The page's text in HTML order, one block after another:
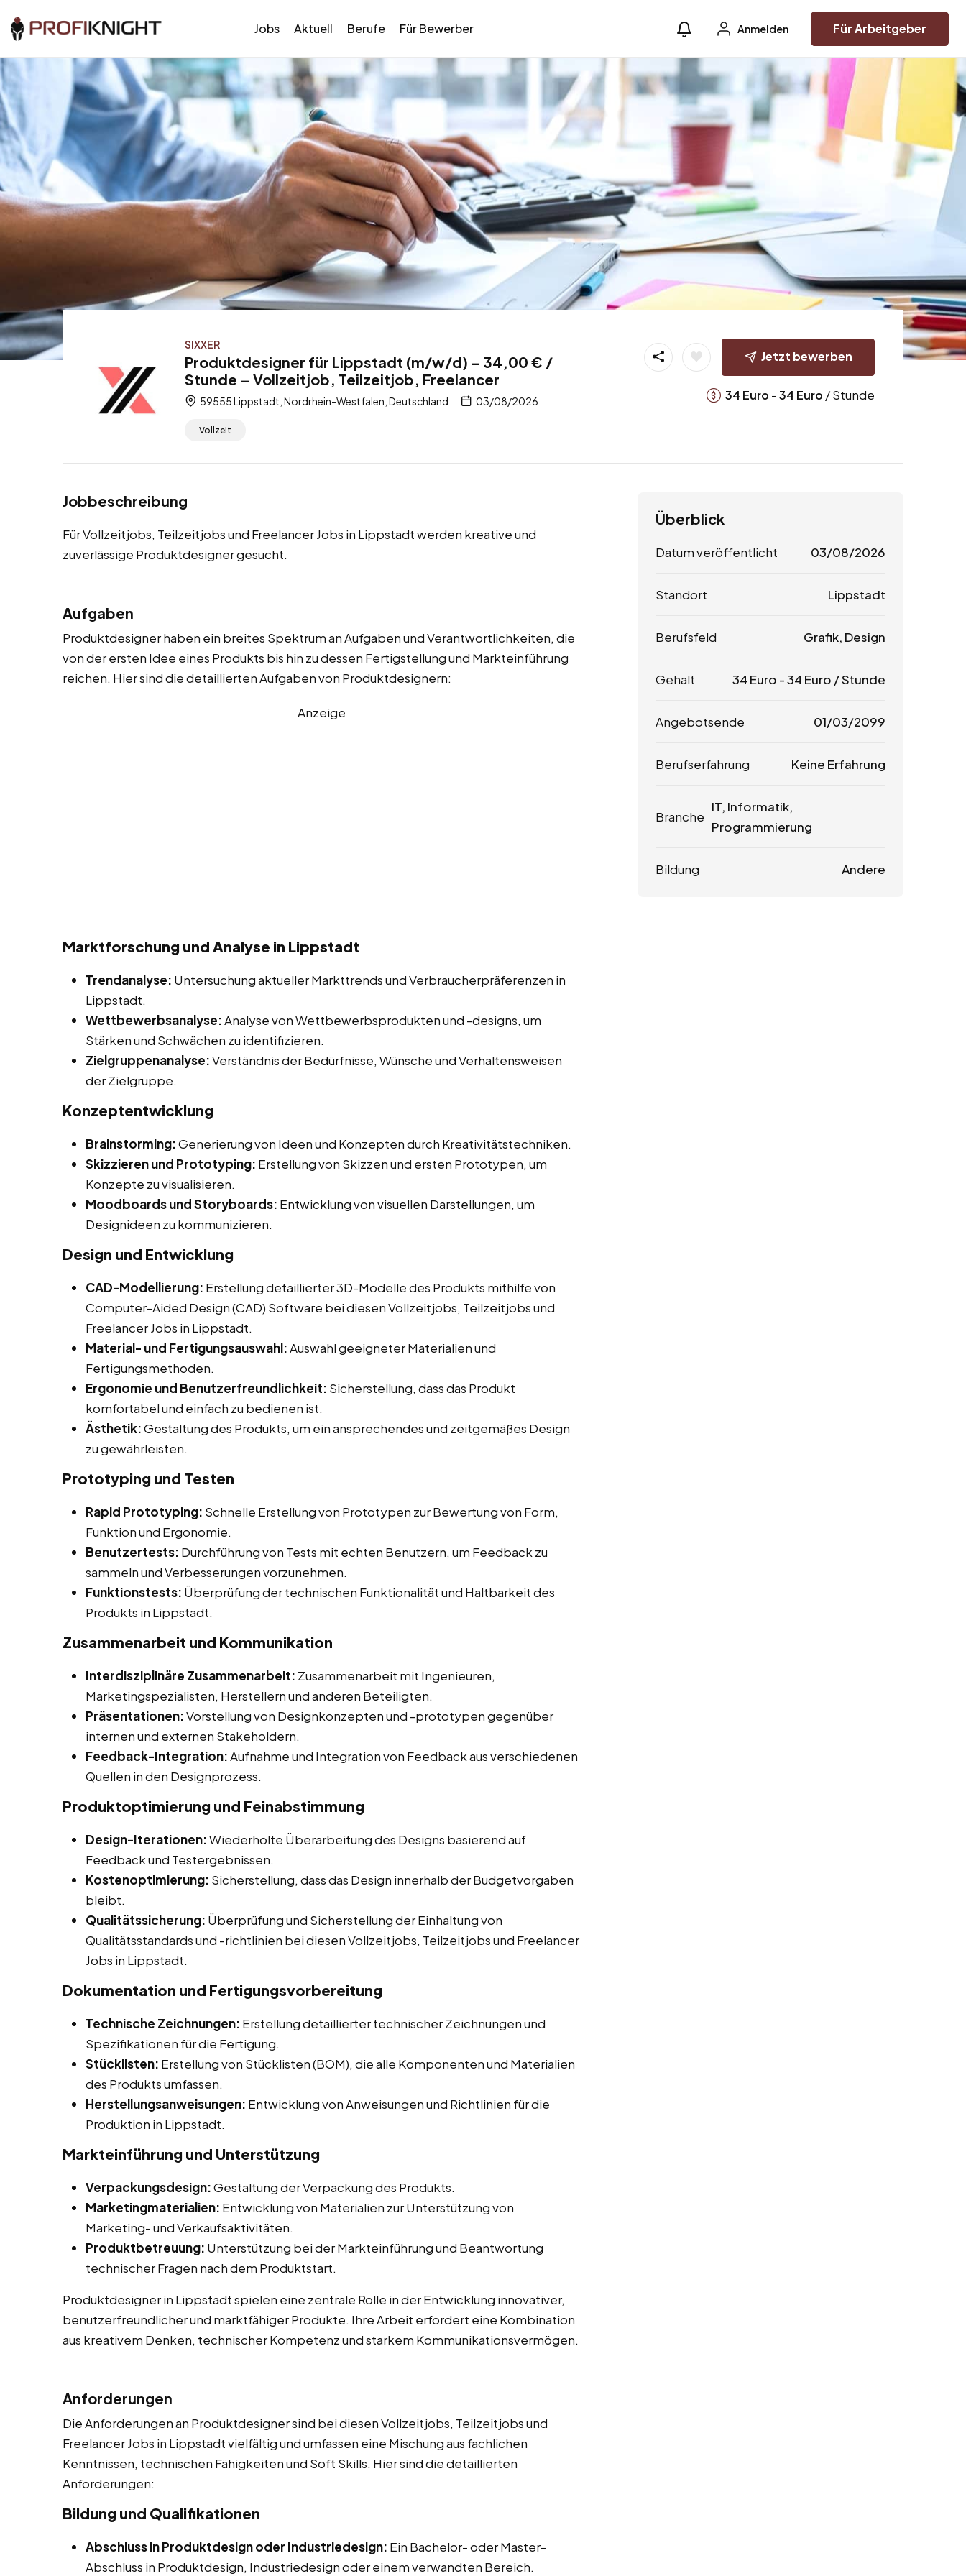
Jobs Aktuell Berufe Für Bewerber Anmelden Für Arbeitgeber
SIXXER
Produktdesigner für Lippstadt (m/w/d) – 34,00 € /
Stunde – Vollzeitjob, Teilzeitjob, Freelancer
59555 Lippstadt, Nordrhein-Westfalen, Deutschland 03/08/2026
Vollzeit
Jetzt bewerben
34 Euro -34 Euro / Stunde
Jobbeschreibung
Für Vollzeitjobs, Teilzeitjobs und Freelancer Jobs in Lippstadt werden kreative und
zuverlässige Produktdesigner gesucht.
Aufgaben
Produktdesigner haben ein breites Spektrum an Aufgaben und Verantwortlichkeiten, die
von der ersten Idee eines Produkts bis hin zu dessen Fertigstellung und Markteinführung
reichen. Hier sind die detaillierten Aufgaben von Produktdesignern:
Anzeige
Marktforschung und Analyse in Lippstadt
Trendanalyse: Untersuchung aktueller Markttrends und Verbraucherpräferenzen in
Lippstadt.
Wettbewerbsanalyse:Analyse von Wettbewerbsprodukten und -designs, um
Stärken und Schwächen zu identifizieren.
Zielgruppenanalyse:Verständnis der Bedürfnisse, Wünsche und Verhaltensweisen
der Zielgruppe.
Konzeptentwicklung
Brainstorming:Generierung von Ideen und Konzepten durch Kreativitätstechniken.
Skizzieren und Prototyping: Erstellung von Skizzen und ersten Prototypen, um
Konzepte zu visualisieren.
Moodboards und Storyboards: Entwicklung von visuellen Darstellungen, um
Designideen zu kommunizieren.
Design und Entwicklung
CAD-Modellierung: Erstellung detaillierter 3D-Modelle des Produkts mithilfe von
Computer-Aided Design (CAD) Software bei diesen Vollzeitjobs, Teilzeitjobs und
Freelancer Jobs in Lippstadt.
Material- und Fertigungsauswahl:Auswahl geeigneter Materialien und
Fertigungsmethoden.
Ergonomie und Benutzerfreundlichkeit: Sicherstellung, dass das Produkt
komfortabel und einfach zu bedienen ist.
Ästhetik:Gestaltung des Produkts, um ein ansprechendes und zeitgemäßes Design
zu gewährleisten.
Prototyping und Testen
Rapid Prototyping: Schnelle Erstellung von Prototypen zur Bewertung von Form,
Funktion und Ergonomie.
Benutzertests: Durchführung von Tests mit echten Benutzern, um Feedback zu
sammeln und Verbesserungen vorzunehmen.
Funktionstests: Überprüfung der technischen Funktionalität und Haltbarkeit des
Produkts in Lippstadt.
Zusammenarbeit und Kommunikation
Interdisziplinäre Zusammenarbeit: Zusammenarbeit mit Ingenieuren,
Marketingspezialisten, Herstellern und anderen Beteiligten.
Präsentationen:Vorstellung von Designkonzepten und -prototypen gegenüber
internen und externen Stakeholdern.
Feedback-Integration:Aufnahme und Integration von Feedback aus verschiedenen
Quellen in den Designprozess.
Produktoptimierung und Feinabstimmung
Design-Iterationen:Wiederholte Überarbeitung des Designs basierend auf
Feedback und Testergebnissen.
Kostenoptimierung: Sicherstellung, dass das Design innerhalb der Budgetvorgaben
bleibt.
Qualitätssicherung: Überprüfung und Sicherstellung der Einhaltung von
Qualitätsstandards und -richtlinien bei diesen Vollzeitjobs, Teilzeitjobs und Freelancer
Jobs in Lippstadt.
Dokumentation und Fertigungsvorbereitung
Technische Zeichnungen: Erstellung detaillierter technischer Zeichnungen und
Spezifikationen für die Fertigung.
Stücklisten: Erstellung von Stücklisten (BOM), die alle Komponenten und Materialien
des Produkts umfassen.
Herstellungsanweisungen: Entwicklung von Anweisungen und Richtlinien für die
Produktion in Lippstadt.
Markteinführung und Unterstützung
Verpackungsdesign:Gestaltung der Verpackung des Produkts.
Marketingmaterialien: Entwicklung von Materialien zur Unterstützung von
Marketing- und Verkaufsaktivitäten.
Produktbetreuung: Unterstützung bei der Markteinführung und Beantwortung
technischer Fragen nach dem Produktstart.
Produktdesigner in Lippstadt spielen eine zentrale Rolle in der Entwicklung innovativer,
benutzerfreundlicher und marktfähiger Produkte. Ihre Arbeit erfordert eine Kombination
aus kreativem Denken, technischer Kompetenz und starkem Kommunikationsvermögen.
Anforderungen
Die Anforderungen an Produktdesigner sind bei diesen Vollzeitjobs, Teilzeitjobs und
Freelancer Jobs in Lippstadt vielfältig und umfassen eine Mischung aus fachlichen
Kenntnissen, technischen Fähigkeiten und Soft Skills. Hier sind die detaillierten
Anforderungen:
Bildung und Qualifikationen
Abschluss in Produktdesign oder Industriedesign: Ein Bachelor- oder Master-
Abschluss in Produktdesign, Industriedesign oder einem verwandten Bereich.
Überblick
Datum veröffentlicht 03/08/2026
Standort Lippstadt
Berufsfeld Grafik, Design
Gehalt 34 Euro -34 Euro / Stunde
Angebotsende 01/03/2099
Berufserfahrung Keine Erfahrung
Branche
IT, Informatik,
Programmierung
Bildung Andere